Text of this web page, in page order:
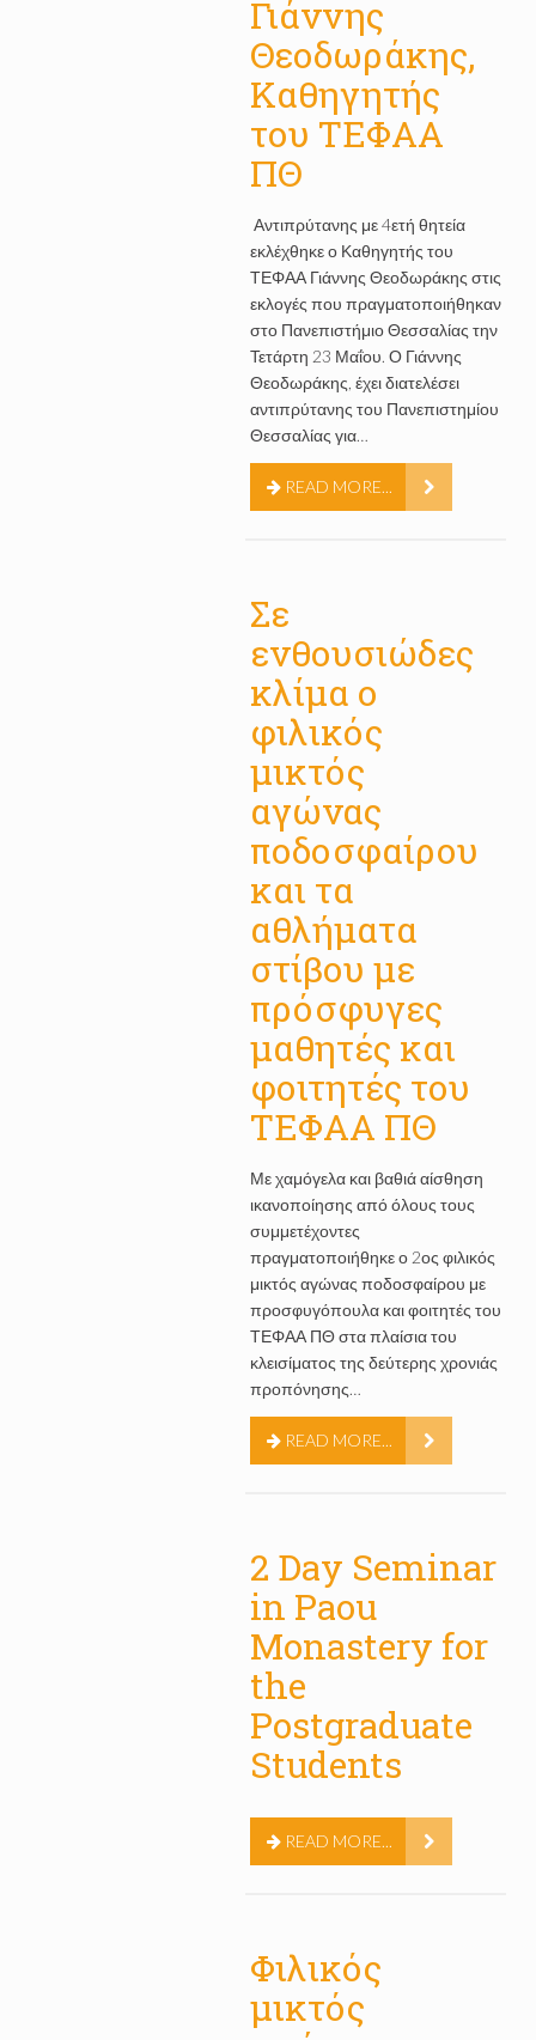
Γιάννης
Θεοδωράκης,
Καθηγητής
του ΤΕΦΑΑ
ΠΘ
Αντιπρύτανης με 4ετή θητεία
εκλέχθηκε ο Καθηγητής του
ΤΕΦΑΑ Γιάννης Θεοδωράκης στις
εκλογές που πραγματοποιήθηκαν
στο Πανεπιστήμιο Θεσσαλίας την
Τετάρτη 23 Μαΐου. Ο Γιάννης
Θεοδωράκης, έχει διατελέσει
αντιπρύτανης του Πανεπιστημίου
Θεσσαλίας για…
READ MORE...
Σε
ενθουσιώδες
κλίμα ο
φιλικός
μικτός
αγώνας
ποδοσφαίρου
και τα
αθλήματα
στίβου με
πρόσφυγες
μαθητές και
φοιτητές του
ΤΕΦΑΑ ΠΘ
Με χαμόγελα και βαθιά αίσθηση
ικανοποίησης από όλους τους
συμμετέχοντες
πραγματοποιήθηκε ο 2ος φιλικός
μικτός αγώνας ποδοσφαίρου με
προσφυγόπουλα και φοιτητές του
ΤΕΦΑΑ ΠΘ στα πλαίσια του
κλεισίματος της δεύτερης χρονιάς
προπόνησης…
READ MORE...
2 Day Seminar
in Paou
Monastery for
the
Postgraduate
Students
READ MORE...
Φιλικός
μικτός